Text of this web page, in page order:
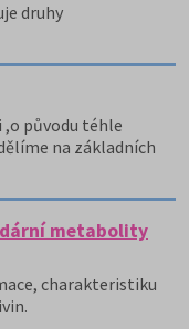
druhy
,o původu téhle
na základních
metabolity
charakteristiku